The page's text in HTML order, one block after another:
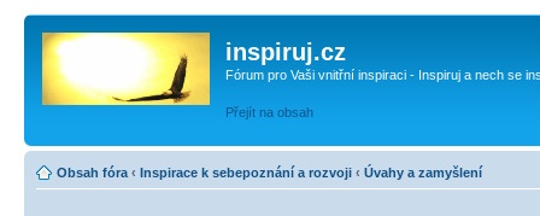
inspiruj.cz
Fórum pro Vaši vnitřní inspiraci - Inspiruj a nech se
Přejít na obsah
Obsah fóra ‹ Inspirace k sebepoznání a rozvoji ‹ Úvahy a zamyšlení